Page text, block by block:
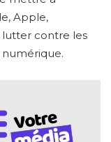
Apple,
lutter contre les
numérique.